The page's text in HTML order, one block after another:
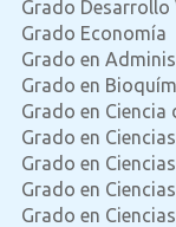
Grado Desarrollo
Grado Economía
Grado en
Grado en
Grado en
Grado en
Grado en
Grado en
Grado en